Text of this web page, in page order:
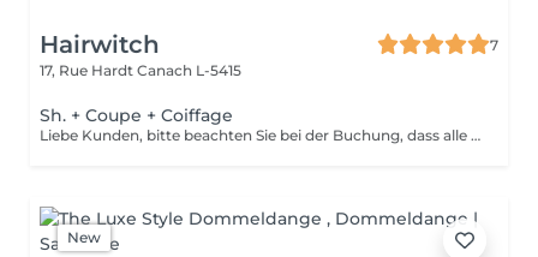
Hairwitch
7
17, Rue Hardt Canach L-5415
Sh. + Coupe + Coiffage
Liebe Kunden, bitte beachten Sie bei der Buchung, dass alle Haarschnitte die in Richtung Barberschnitt gehen mit 50 euro verbucht werden(wegen Zeitaufwand) Wir bitten um Verständnis!!!
New